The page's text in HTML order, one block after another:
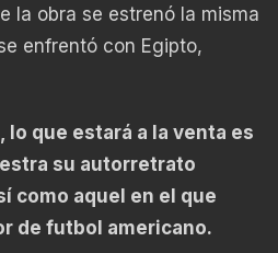
la obra se estrenó la misma
enfrentó con Egipto,
lo que estará a la venta es
su autorretrato
como aquel en el que
de futbol americano.